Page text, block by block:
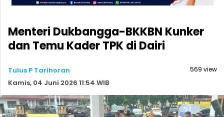
Menteri Dukbangga-BKKBN Kunker
dan Temu Kader TPK di Dairi
Tulus P Tarihoran
Kamis, 04 Juni 2026 11:54 WIB
569 view